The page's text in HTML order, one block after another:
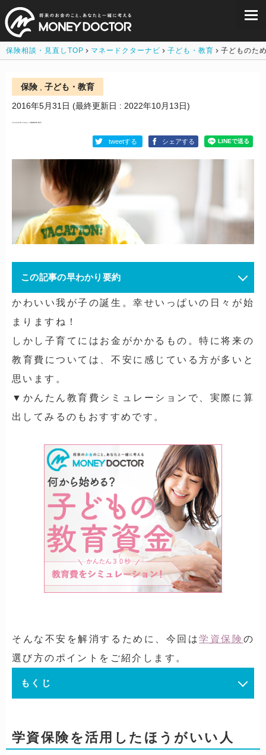
保険相談・見直しTOP マネードクターナビ 子ども・教育 子どものた
保険, 子ども・教育
2016年5月31日 (最終更新日 : 2022年10月13日)
tweetする シェアする
この記事の早わかり要約
かわいい我が子の誕生。幸せいっぱいの日々が始
まりますね！
しかし子育てにはお金がかかるもの。特に将来の
教育費については、不安に感じている方が多いと
思います。
▼かんたん教育費シミュレーションで、実際に算
出してみるのもおすすめです。
そんな不安を解消するために、今回は学資保険 の
選び方のポイントをご紹介します。
もくじ
学資保険を活用したほうがいい人